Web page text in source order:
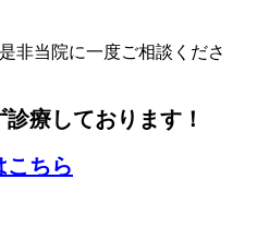
非当院に一度ご相談くださ
療しております！
ちら